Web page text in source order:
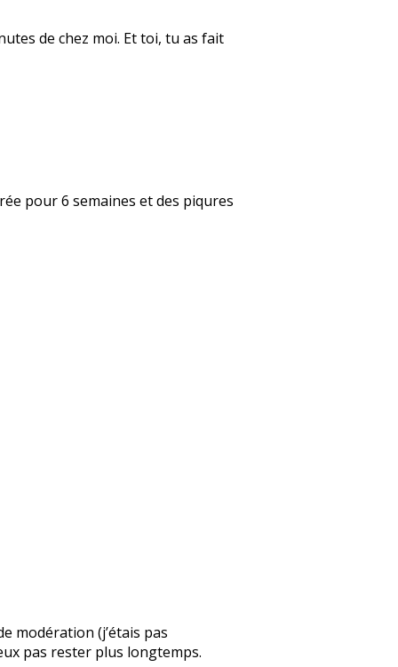
de chez moi. Et toi, tu as fait
pour 6 semaines et des piqures
modération (j’étais pas
pas rester plus longtemps.